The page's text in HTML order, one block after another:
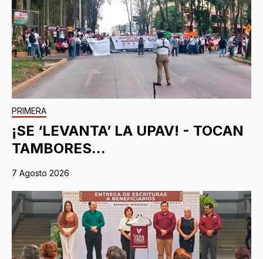
PRIMERA
¡SE ‘LEVANTA’ LA UPAV! - TOCAN
TAMBORES...
7 Agosto 2026